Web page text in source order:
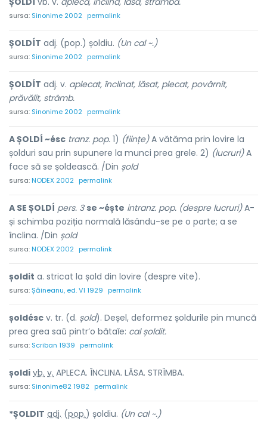
sursa: Sinonime 2002 permalink
ȘOLDÍT adj. (pop.) șoldiu. (Un cal ~.)
sursa: Sinonime 2002 permalink
ȘOLDÍT adj. v. aplecat, înclinat, lăsat, plecat, povârnit,
prăvălit, strâmb.
sursa: Sinonime 2002 permalink
A ȘOLDÍ ~ésc tranz. pop. 1) (ființe)A vătăma prin lovire la
șolduri sau prin supunere la munci prea grele. 2) (lucruri)A
face să se șoldească. /Din șold
sursa:NODEX 2002 permalink
A SE ȘOLDÍ pers. 3 se ~éște intranz. pop. (despre lucruri)A-
și schimba poziția normală lăsându-se pe o parte; a se
înclina. /Din șold
sursa:NODEX 2002 permalink
șoldit a. stricat la șold din lovire (despre vite).
sursa:Șăineanu, ed. VI 1929 permalink
șoldésc v. tr. (d. șold). Deșel, deformez șoldurile pin muncă
prea grea saŭ pintr’o bătaĭe: cal șoldit.
sursa: Scriban 1939 permalink
șoldi vb. v. APLECA. ÎNCLINA. LĂSA. STRÎMBA.
sursa: Sinonime82 1982 permalink
*ȘOLDIT adj. (pop.) șoldiu. (Un cal ~.)